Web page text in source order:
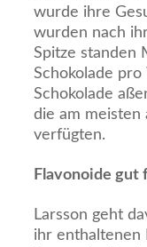
wurde ihre
wurden nach
Spitze standen
Schokolade
Schokolade
die am meisten
verfügten.
Flavonoide gut
Larsson geht
ihr enthaltenen